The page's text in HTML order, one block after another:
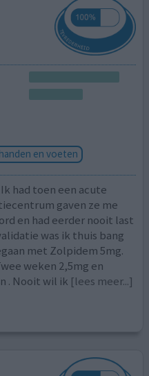
en voeten
had toen een acute
gaven ze me
en had eerder nooit last
was ik thuis bang
met Zolpidem 5mg.
weken 2,5mg en
. Nooit wil ik [lees meer...]